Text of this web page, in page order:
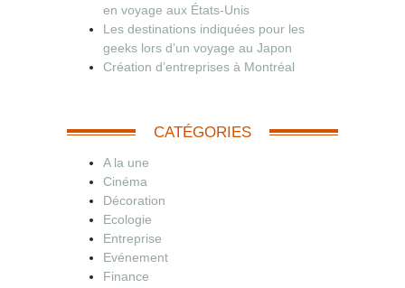
en voyage aux États-Unis
Les destinations indiquées pour les
geeks lors d’un voyage au Japon
Création d’entreprises à Montréal
CATÉGORIES
A la une
Cinéma
Décoration
Ecologie
Entreprise
Evénement
Finance